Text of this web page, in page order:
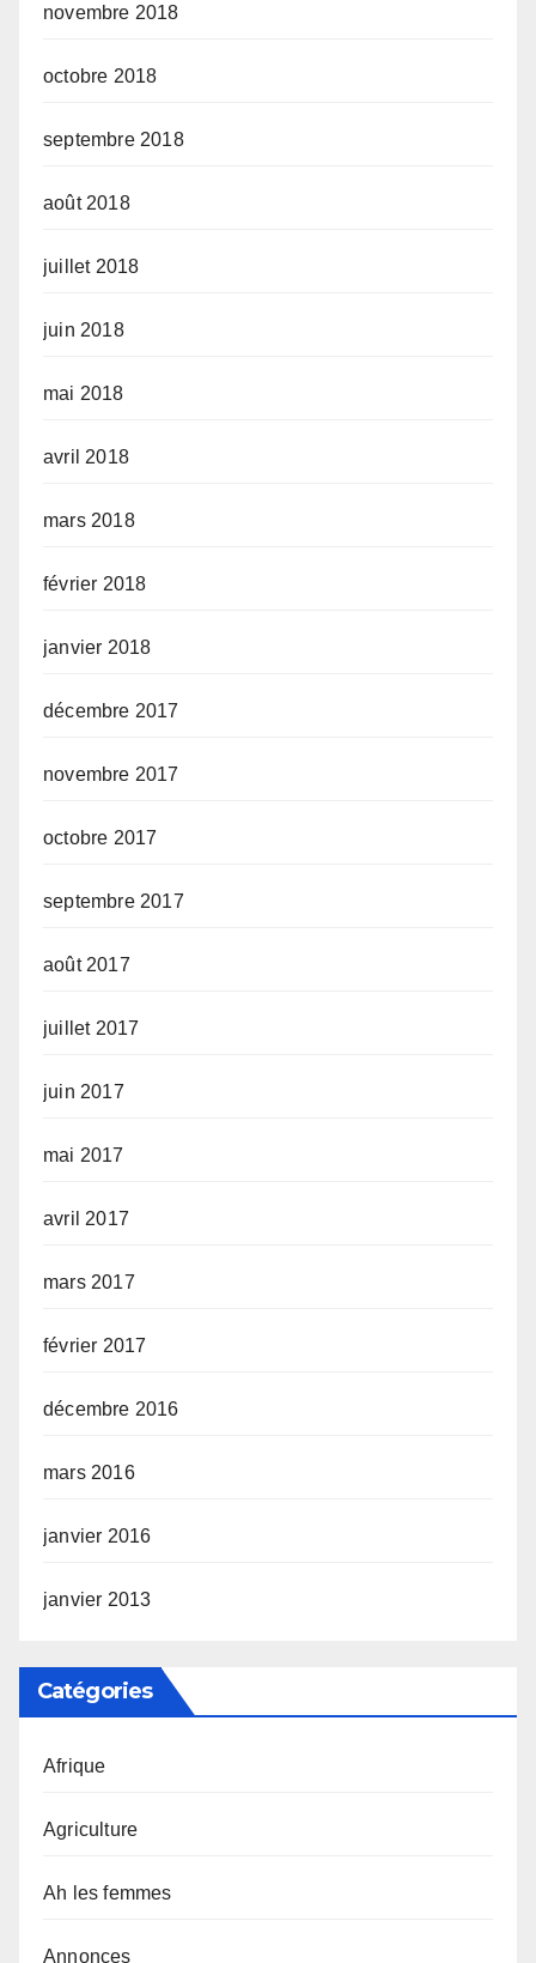
novembre 2018
octobre 2018
septembre 2018
août 2018
juillet 2018
juin 2018
mai 2018
avril 2018
mars 2018
février 2018
janvier 2018
décembre 2017
novembre 2017
octobre 2017
septembre 2017
août 2017
juillet 2017
juin 2017
mai 2017
avril 2017
mars 2017
février 2017
décembre 2016
mars 2016
janvier 2016
janvier 2013
Catégories
Afrique
Agriculture
Ah les femmes
Annonces